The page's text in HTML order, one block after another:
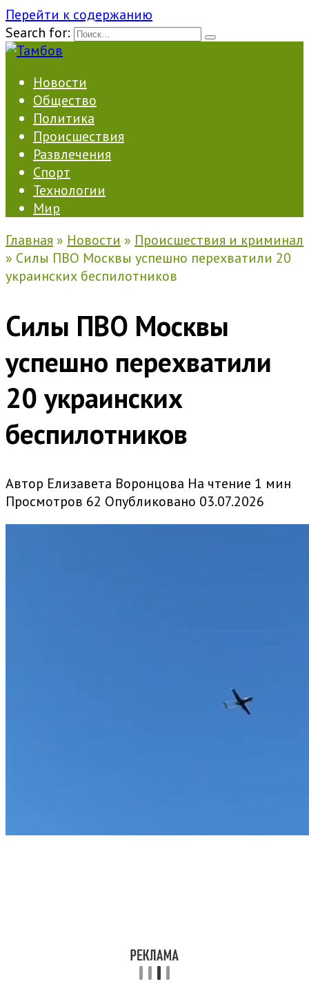
Перейти к содержанию
Search for:
Новости
Общество
Политика
Происшествия
Развлечения
Спорт
Технологии
Мир
Главная » Новости » Происшествия и криминал
» Силы ПВО Москвы успешно перехватили 20
украинских беспилотников
Силы ПВО Москвы
успешно перехватили
20 украинских
беспилотников
Автор Елизавета Воронцова На чтение 1 мин
Просмотров 62 Опубликовано 03.07.2026